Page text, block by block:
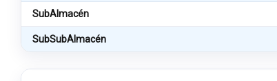
SubAlmacén
SubSubAlmacén